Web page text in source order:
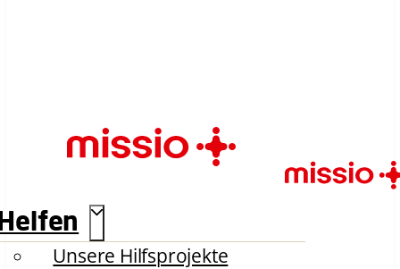
Unsere Hilfsprojekte